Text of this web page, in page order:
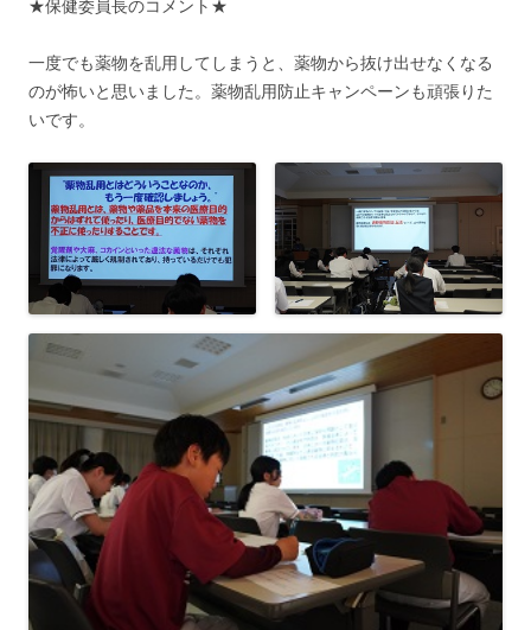
★保健委員長のコメント★
一度でも薬物を乱用してしまうと、薬物から抜け出せなくなる
のが怖いと思いました。薬物乱用防止キャンペーンも頑張りた
いです。